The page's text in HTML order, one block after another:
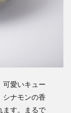
可愛いキュー
シナモンの香
ます。まるで